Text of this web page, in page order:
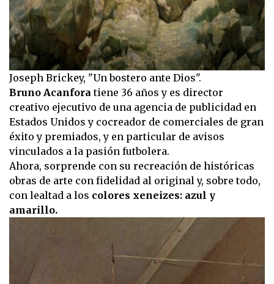
Joseph Brickey, "Un bostero ante Dios".
Bruno Acanforatiene 36 años y es director
creativo ejecutivo de una agencia de publicidad en
Estados Unidos y cocreador de comerciales de gran
éxito y premiados, y en particular de avisos
vinculados a la pasión futbolera.
Ahora, sorprende con su recreación de históricas
obras de arte con fidelidad al original y, sobre todo,
con lealtad a los colores xeneizes: azul y
amarillo.